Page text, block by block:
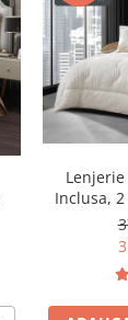
Inclusa,
Elastic,
Iepure